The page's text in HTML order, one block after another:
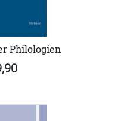
Philologien